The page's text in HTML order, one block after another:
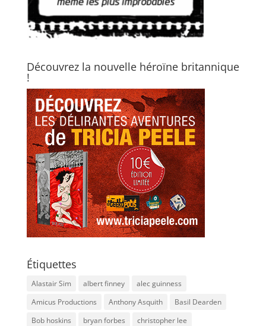
Découvrez la nouvelle héroïne britannique
!
Étiquettes
Alastair Sim albert finney
alec guinness
Amicus Productions
Anthony Asquith
Basil Dearden
Bob hoskins
bryan forbes
christopher lee